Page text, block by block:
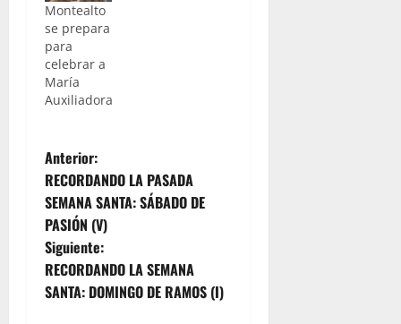
Montealto
se prepara
para
celebrar a
María
Auxiliadora
N
a
v
e
Anterior:
RECORDANDO LA PASADA
SEMANA SANTA: SÁBADO DE
PASIÓN (V)
Siguiente:
RECORDANDO LA SEMANA
SANTA: DOMINGO DE RAMOS (I)